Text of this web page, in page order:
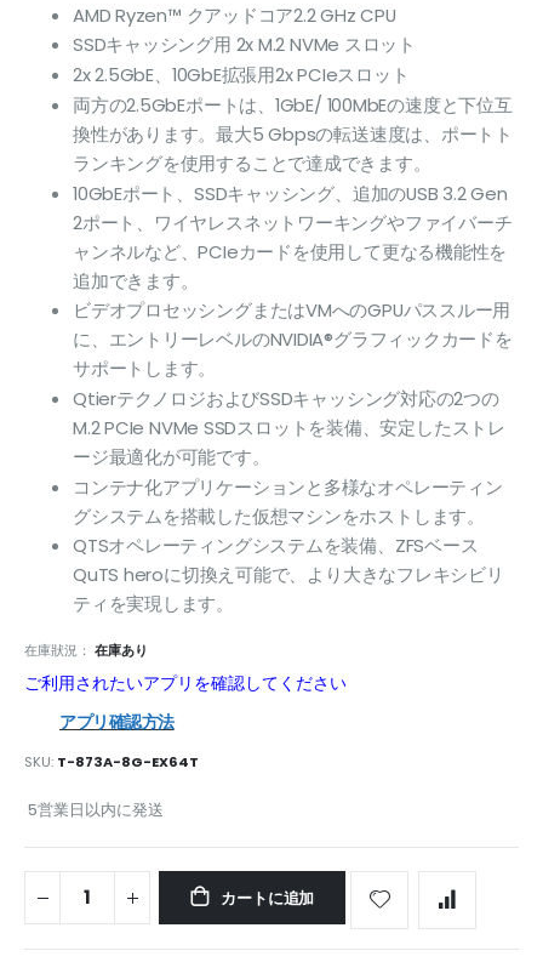
images
gallery
AMD Ryzen™ クアッドコア2.2 GHz CPU
SSDキャッシング用 2x M.2 NVMe スロット
2x 2.5GbE、10GbE拡張用2x PCIeスロット
両方の2.5GbEポートは、1GbE/ 100MbEの速度と下位互
換性があります。最大5 Gbpsの転送速度は、ポートト
ランキングを使用することで達成できます。
10GbEポート、SSDキャッシング、追加のUSB 3.2 Gen
2ポート、ワイヤレスネットワーキングやファイバーチ
ャンネルなど、PCIeカードを使用して更なる機能性を
追加できます。
ビデオプロセッシングまたはVMへのGPUパススルー用
に、エントリーレベルのNVIDIA®グラフィックカードを
サポートします。
QtierテクノロジおよびSSDキャッシング対応の2つの
M.2 PCIe NVMe SSDスロットを装備、安定したストレ
ージ最適化が可能です。
コンテナ化アプリケーションと多様なオペレーティン
グシステムを搭載した仮想マシンをホストします。
QTSオペレーティングシステムを装備、ZFSベース
QuTS heroに切換え可能で、より大きなフレキシビリ
ティを実現します。
在庫狀況： 在庫あり
ご利用されたいアプリを確認してください
アプリ確認方法
SKU T-873A-8G-EX64T
5営業日以内に発送
カートに追加